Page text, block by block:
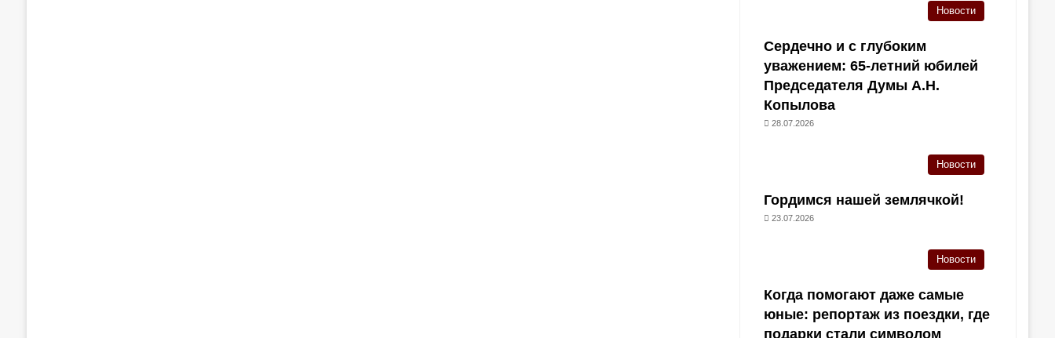
Новости
Сердечно и с глубоким
уважением: 65-летний юбилей
Председателя Думы А.Н.
Копылова
28.07.2026
Новости
Гордимся нашей землячкой!
23.07.2026
Новости
Когда помогают даже самые
юные: репортаж из поездки, где
подарки стали символом